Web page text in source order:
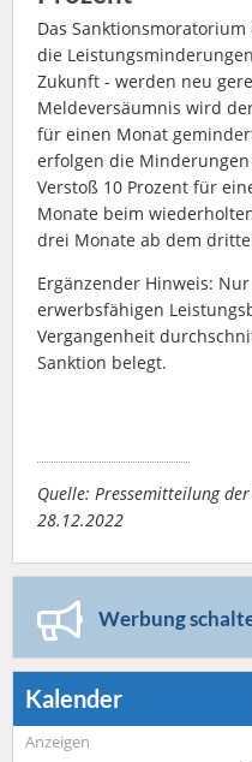
Das
die
Zukunft - werden neu
Meldeversäumnis wird
für einen Monat
erfolgen die
Verstoß 10 Prozent für
Monate beim
drei Monate ab dem
Ergänzender Hinweis:
erwerbsfähigen
Vergangenheit
Sanktion belegt.
Quelle: Pressemitteilung
28.12.2022
Werbung
Kalender
Anzeigen